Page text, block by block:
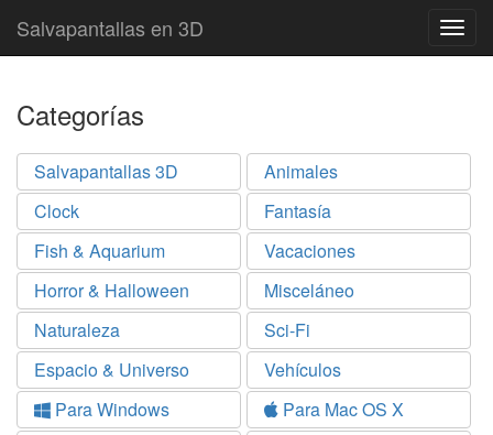
Salvapantallas en 3D
Categorías
Salvapantallas 3D
Animales
Clock
Fantasía
Fish & Aquarium
Vacaciones
Horror & Halloween
Misceláneo
Naturaleza
Sci-Fi
Espacio & Universo
Vehículos
Para Windows
Para Mac OS X